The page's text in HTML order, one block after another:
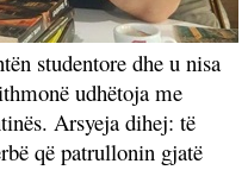
studentore dhe u nisa
udhëtoja me
Arsyeja dihej: të
që patrullonin gjatë